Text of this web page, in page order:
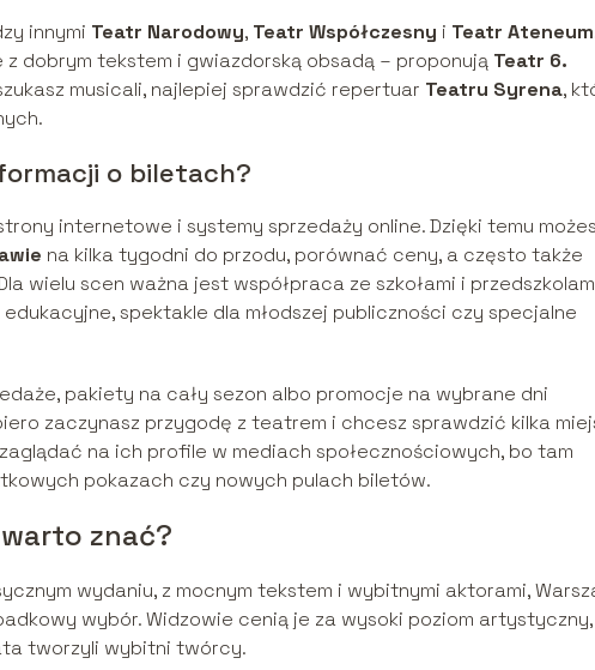
innymi Teatr Narodowy, Teatr Współczesny i Teatr Ateneum
z dobrym tekstem i gwiazdorską obsadą – proponują Teatr 6.
musicali, najlepiej sprawdzić repertuar Teatru Syrena,
o biletach?
internetowe i systemy sprzedaży online. Dzięki temu
na kilka tygodni do przodu, porównać ceny, a często także
wielu scen ważna jest współpraca ze szkołami i
spektakle dla młodszej publiczności czy specjalne
pakiety na cały sezon albo promocje na wybrane dni
zaczynasz przygodę z teatrem i chcesz sprawdzić kilka
na ich profile w mediach społecznościowych, bo tam
pokazach czy nowych pulach biletów.
znać?
wydaniu, z mocnym tekstem i wybitnymi aktorami,
wybór. Widzowie cenią je za wysoki poziom artystyczny,
tworzyli wybitni twórcy.